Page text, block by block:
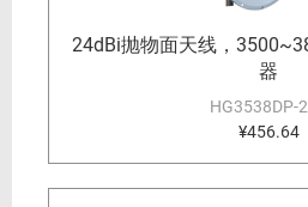
24dBi抛物面天线，
器
HG3538DP-
¥456.64